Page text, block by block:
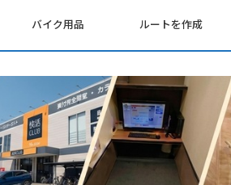
バイク用品 ルートを作成